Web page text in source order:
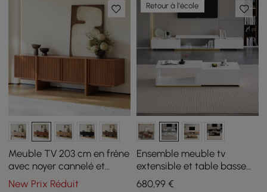
Meuble TV 203 cm en frêne
avec noyer cannelé et
rangements
New Prix Réduit
Retour à l'école
Ensemble meuble tv
extensible et table basse
Mordel blanc brillant
680,99€